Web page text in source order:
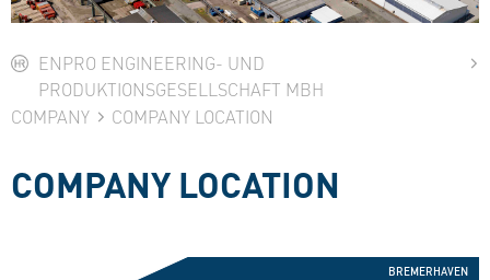
ENPRO ENGINEERING- UND
PRODUKTIONSGESELLSCHAFT MBH
COMPANY
COMPANY LOCATION
COMPANY LOCATION
BREMERHAVEN